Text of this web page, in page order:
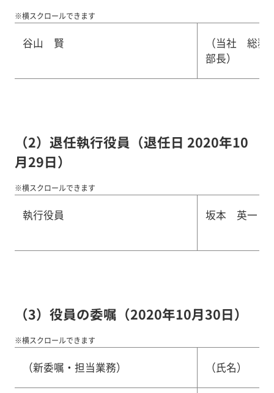
※横スクロールできます
谷山 賢
（当社 総
部長）
（2）退任執行役員（退任日 2020年10
月29日）
※横スクロールできます
執行役員 坂本 英一
（3）役員の委嘱（2020年10月30日）
※横スクロールできます
（新委嘱・担当業務） （氏名）